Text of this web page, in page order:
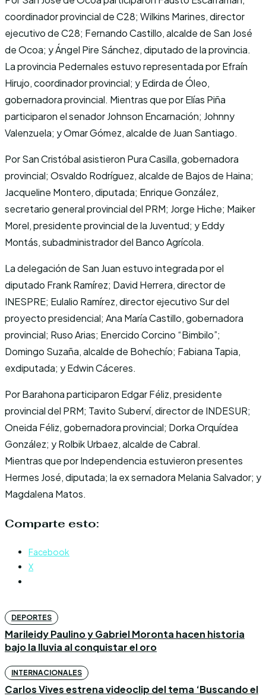
coordinador provincial de C28; Wilkins Marines, director
ejecutivo de C28; Fernando Castillo, alcalde de San José
de Ocoa; y Ángel Pire Sánchez, diputado de la provincia.
La provincia Pedernales estuvo representada por Efraín
Hirujo, coordinador provincial; y Edirda de Óleo,
gobernadora provincial. Mientras que por Elías Piña
participaron el senador Johnson Encarnación; Johnny
Valenzuela; y Omar Gómez, alcalde de Juan Santiago.
Por San Cristóbal asistieron Pura Casilla, gobernadora
provincial; Osvaldo Rodríguez, alcalde de Bajos de Haina;
Jacqueline Montero, diputada; Enrique González,
secretario general provincial del PRM; Jorge Hiche; Maiker
Morel, presidente provincial de la Juventud; y Eddy
Montás, subadministrador del Banco Agrícola.
La delegación de San Juan estuvo integrada por el
diputado Frank Ramírez; David Herrera, director de
INESPRE; Eulalio Ramírez, director ejecutivo Sur del
proyecto presidencial; Ana María Castillo, gobernadora
provincial; Ruso Arias; Enercido Corcino “Bimbilo”;
Domingo Suzaña, alcalde de Bohechío; Fabiana Tapia,
exdiputada; y Edwin Cáceres.
Por Barahona participaron Edgar Féliz, presidente
provincial del PRM; Tavito Suberví, director de INDESUR;
Oneida Féliz, gobernadora provincial; Dorka Orquídea
González; y Rolbik Urbaez, alcalde de Cabral.
Mientras que por Independencia estuvieron presentes
Hermes José, diputada; la ex sernadora Melania Salvador; y
Magdalena Matos.
Comparte esto:
Facebook
X
DEPORTES
Marileidy Paulino y Gabriel Moronta hacen historia
bajo la lluvia al conquistar el oro
INTERNACIONALES
Carlos Vives estrena videoclip del tema ‘Buscando el